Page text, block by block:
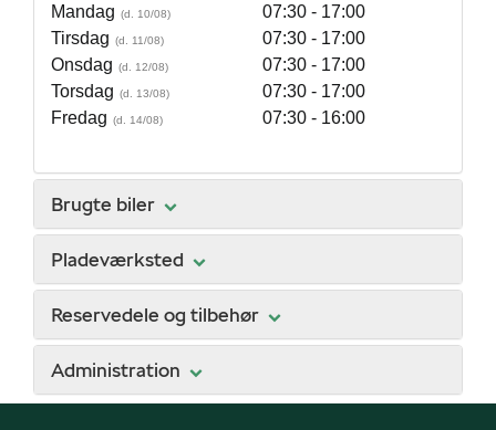
Mandag
07:30 - 17:00
Tirsdag
07:30 - 17:00
Onsdag
07:30 - 17:00
Torsdag
07:30 - 17:00
Fredag
07:30 - 16:00
Brugte biler
Pladeværksted
Reservedele og tilbehør
Administration